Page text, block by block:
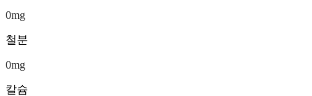
0mg
철분
0mg
칼슘